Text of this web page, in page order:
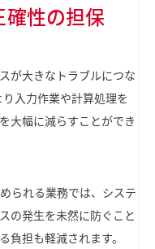
確性の担保
が大きなトラブルにつな
入力作業や計算処理を
大幅に減らすことができ
られる業務では、システ
の発生を未然に防ぐこと
負担も軽減されます。